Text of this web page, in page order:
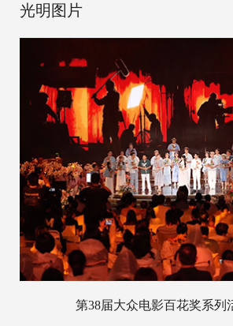
光明图片
第38届大众电影百花奖系列